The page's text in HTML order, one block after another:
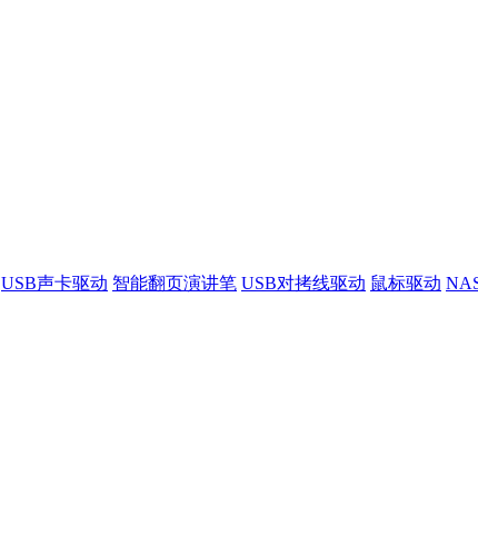
USB声卡驱动 智能翻页演讲笔 USB对拷线驱动 鼠标驱动